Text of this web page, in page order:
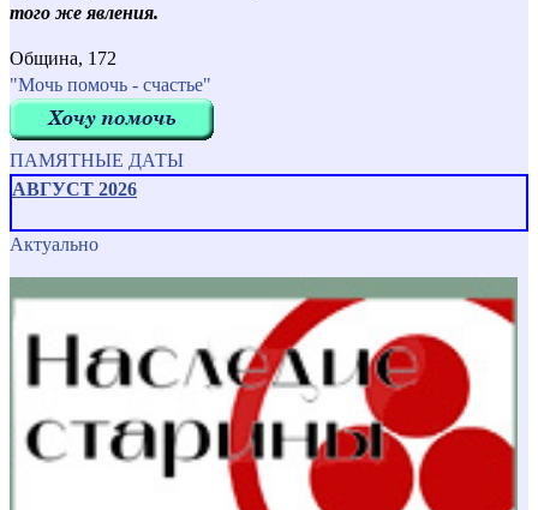
того же явления.
Община, 172
"Мочь помочь - счастье"
ПАМЯТНЫЕ ДАТЫ
АВГУСТ 2026
Актуально